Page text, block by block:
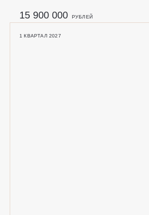
15 900 000 РУБЛЕЙ
1 КВАРТАЛ 2027